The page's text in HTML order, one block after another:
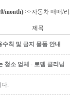
month) >>자동차 매매/
제목
칙 및 금지 물품 안내
청소 업체 - 로뎀 클리닝
.